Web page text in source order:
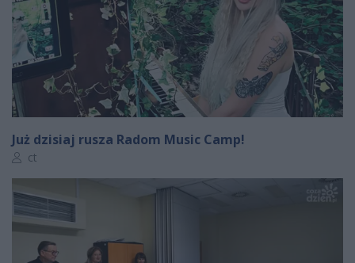
Już dzisiaj rusza Radom Music Camp!
Autor artykułu:
ct